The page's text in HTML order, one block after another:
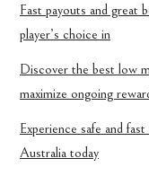
Fast payouts and great
player’s choice in
Discover the best low
maximize ongoing
Experience safe and
Australia today